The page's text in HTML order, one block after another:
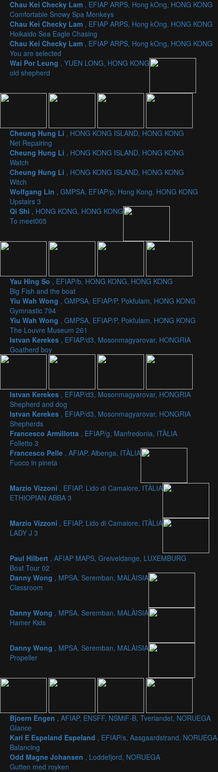
Chau Kei Checky Lam , EFIAP ARPS, Hong kOng, HONG KONG
Comfortable Snowy Spa Monkeys
Chau Kei Checky Lam , EFIAP ARPS, Hong kOng, HONG KONG
Hoikaido Sea Eagle Chasing
Chau Kei Checky Lam , EFIAP ARPS, Hong kOng, HONG KONG
You are selected
Wai Por Leung , YUEN LONG, HONG KONG
old shepherd
Cheung Hung Li , HONG KONG ISLAND, HONG KONG
Net Repairing
Cheung Hung Li , HONG KONG ISLAND, HONG KONG
Watch
Cheung Hung Li , HONG KONG ISLAND, HONG KONG
Witch
Wolfgang Lin , GMPSA, EFIAP/p, Hong Kong, HONG KONG
Upstairs 3
Qi Shi , HONG KONG, HONG KONG
To meet005
Yau Hing So , EFIAP/b, HONG KONG, HONG KONG
Big Fish and the boat
Yiu Wah Wong , GMPSA, EFIAP/P, Pokfulam, HONG KONG
Gymnastic 794
Yiu Wah Wong , GMPSA, EFIAP/P, Pokfulam, HONG KONG
The Louvre Museum 261
Istvan Kerekes , EFIAP/d3, Mosonmagyarovar, HONGRIA
Goatherd boy
Istvan Kerekes , EFIAP/d3, Mosonmagyarovar, HONGRIA
Shepherd and dog
Istvan Kerekes , EFIAP/d3, Mosonmagyarovar, HONGRIA
Shepherds
Francesco Armillotta , EFIAP/g, Manfredonia, ITÀLIA
Folletto 3
Francesco Pelle , AFIAP, Albenga, ITÀLIA
Fuoco in pineta
Marzio Vizzoni , EFIAP, Lido di Camaiore, ITÀLIA
ETHIOPIAN ABBA 3
Marzio Vizzoni , EFIAP, Lido di Camaiore, ITÀLIA
LADY J 3
Paul Hilbert , AFIAP MAPS, Greiveldange, LUXEMBURG
Boat Tour 02
Danny Wong , MPSA, Seremban, MALÀISIA
Classroom
Danny Wong , MPSA, Seremban, MALÀISIA
Hamer Kids
Danny Wong , MPSA, Seremban, MALÀISIA
Propeller
Bjoern Engen , AFIAP, ENSFF, NSMiF-B, Tverlandet, NORUEGA
Glance
Kari E Espeland Espeland , EFIAP/s, Aasgaardstrand, NORUEGA
Balancing
Odd Magne Johansen , Loddefjord, NORUEGA
Gutten med royken